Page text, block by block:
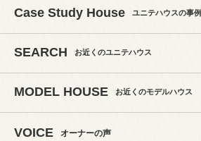
Case Study House ユニテハウスの事例
SEARCH お近くのユニテハウス
MODEL HOUSE お近くのモデルハウス
VOICE オーナーの声